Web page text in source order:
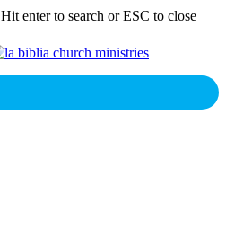
Hit enter to search or ESC to close